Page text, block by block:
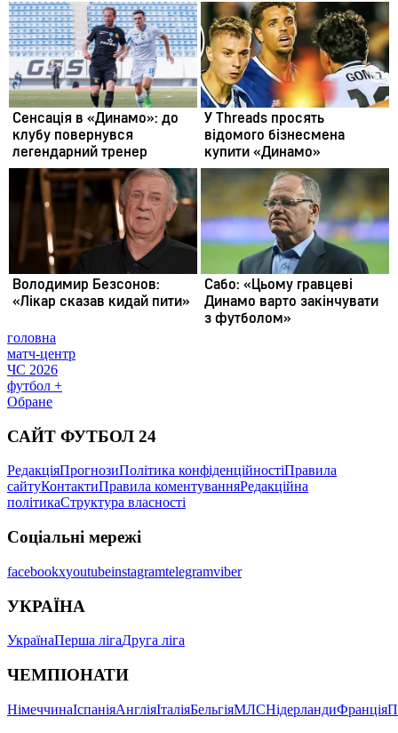
головна
матч-центр
ЧС 2026
футбол +
Обране
САЙТ ФУТБОЛ 24
РедакціяПрогнозиПолітика конфіденційностіПравила
сайтуКонтактиПравила коментуванняРедакційна
політикаСтруктура власності
Соціальні мережі
facebookxyoutubeinstagramtelegramviber
УКРАЇНА
УкраїнаПерша лігаДруга ліга
ЧЕМПІОНАТИ
НімеччинаІспаніяАнгліяІталіяБельгіяМЛСНідерландиФранція